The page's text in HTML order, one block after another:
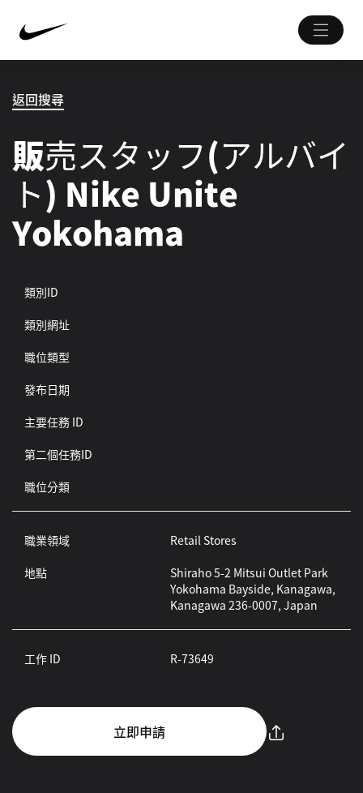
返回搜尋
販売スタッフ(アルバイ
ト) Nike Unite
Yokohama
類別ID
類別網址
職位類型
發布日期
主要任務 ID
第二個任務ID
職位分類
職業領域
Retail Stores
地點
Shiraho 5-2 Mitsui Outlet Park
Yokohama Bayside, Kanagawa,
Kanagawa 236-0007, Japan
工作 ID R-73649
立即申請